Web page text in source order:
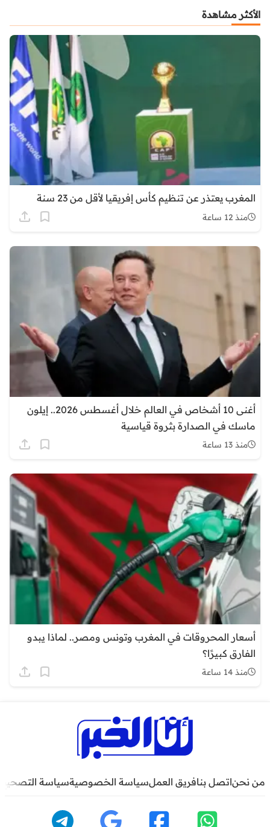
الأكثر مشاهدة
المغرب يعتذر عن تنظيم كأس إفريقيا لأقل من 23 سنة
منذ 12 ساعة
أغنى 10 أشخاص في العالم خلال أغسطس 2026.. إيلون
ماسك في الصدارة بثروة قياسية
منذ 13 ساعة
أسعار المحروقات في المغرب وتونس ومصر.. لماذا يبدو
الفارق كبيرًا؟
منذ 14 ساعة
من نحناتصل بنافريق العملسياسة الخصوصيةسياسة التصحيح